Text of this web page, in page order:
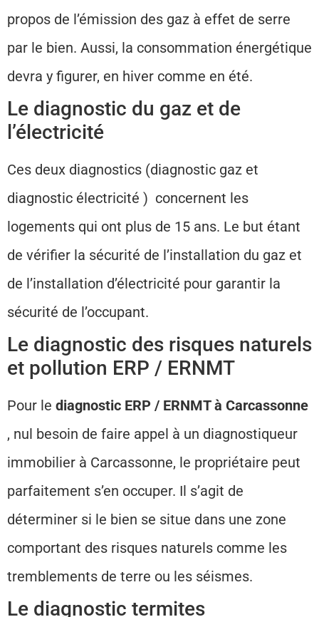
propos de l’émission des gaz à effet de serre
par le bien. Aussi, la consommation énergétique
devra y figurer, en hiver comme en été.
Le diagnostic du gaz et de
l’électricité
Ces deux diagnostics (diagnostic gaz et
diagnostic électricité ) concernent les
logements qui ont plus de 15 ans. Le but étant
de vérifier la sécurité de l’installation du gaz et
de l’installation d’électricité pour garantir la
sécurité de l’occupant.
Le diagnostic des risques naturels
et pollution ERP / ERNMT
Pour le diagnostic ERP / ERNMT à Carcassonne
, nul besoin de faire appel à un diagnostiqueur
immobilier à Carcassonne, le propriétaire peut
parfaitement s’en occuper. Il s’agit de
déterminer si le bien se situe dans une zone
comportant des risques naturels comme les
tremblements de terre ou les séismes.
Le diagnostic termites